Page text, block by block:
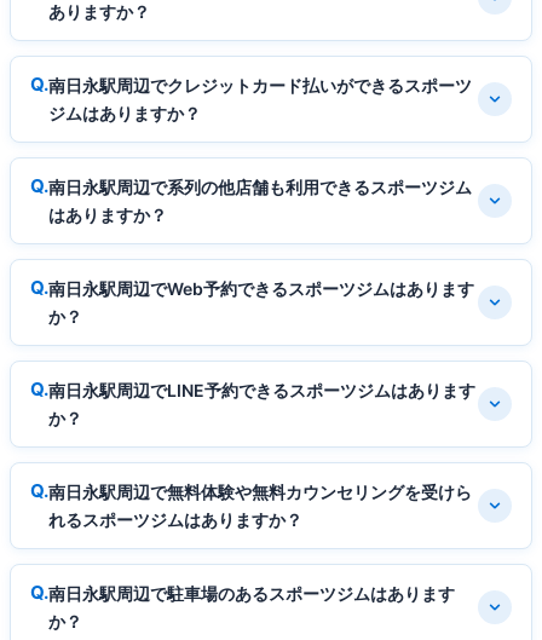
ありますか？
南日永駅周辺でクレジットカード払いができるスポーツ
ジムはありますか？
南日永駅周辺で系列の他店舗も利用できるスポーツジム
はありますか？
南日永駅周辺でWeb予約できるスポーツジムはあります
か？
南日永駅周辺でLINE予約できるスポーツジムはあります
か？
南日永駅周辺で無料体験や無料カウンセリングを受けら
れるスポーツジムはありますか？
南日永駅周辺で駐車場のあるスポーツジムはあります
か？